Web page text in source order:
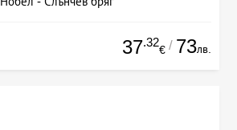
37.32
€ / 73лв.